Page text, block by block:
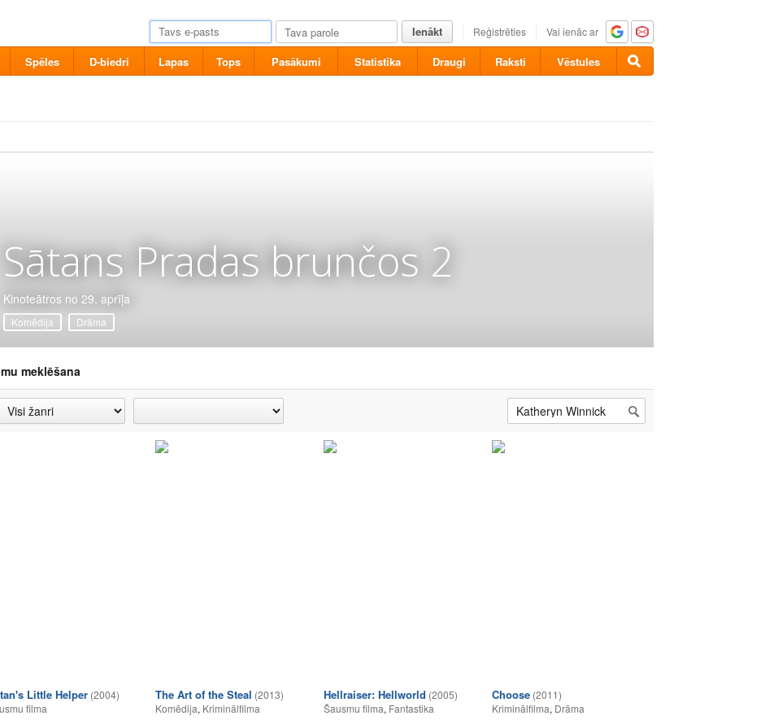
Ienākt Reģistrēties Vai ienāc ar
Spēles D-biedri Lapas Tops Pasākumi Statistika Draugi Raksti Vēstules
Sātans Pradas brunčos 2
Kinoteātros no 29. aprīļa
Komēdija Drāma
meklēšana
Little Helper (2004)
filma
The Art of the Steal (2013)
Komēdija, Kriminālfilma
Hellraiser: Hellworld (2005)
Šausmu filma, Fantastika
Choose (2011)
Kriminālfilma, Drāma